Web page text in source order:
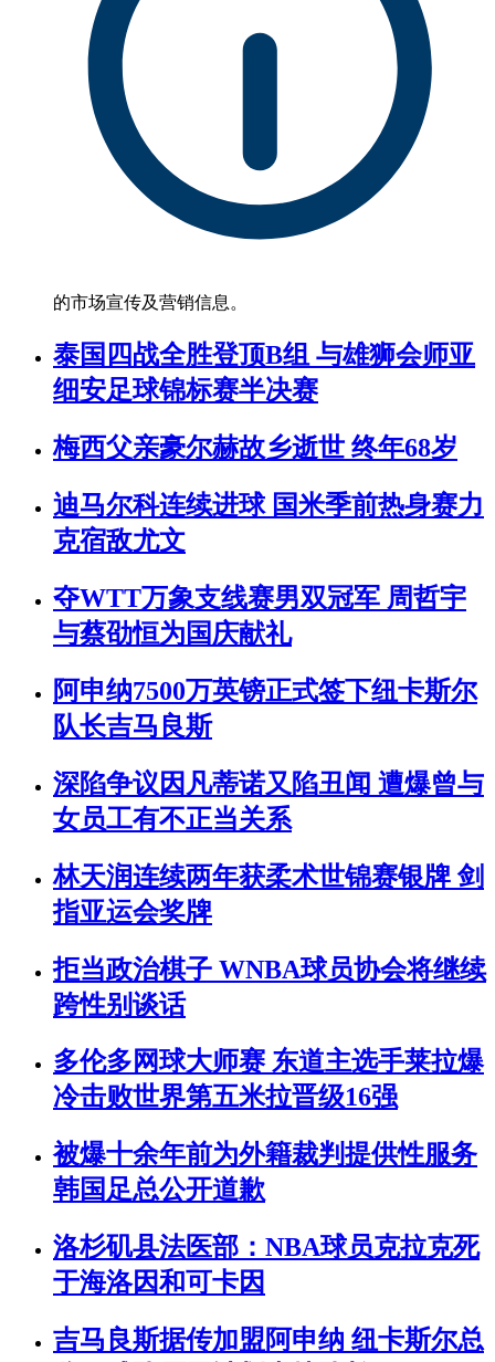
的市场宣传及营销信息。
泰国四战全胜登顶B组 与雄狮会师亚
细安足球锦标赛半决赛
梅西父亲豪尔赫故乡逝世 终年68岁
迪马尔科连续进球 国米季前热身赛力
克宿敌尤文
夺WTT万象支线赛男双冠军 周哲宇
与蔡劭恒为国庆献礼
阿申纳7500万英镑正式签下纽卡斯尔
队长吉马良斯
深陷争议因凡蒂诺又陷丑闻 遭爆曾与
女员工有不正当关系
林天润连续两年获柔术世锦赛银牌 剑
指亚运会奖牌
拒当政治棋子 WNBA球员协会将继续
跨性别谈话
多伦多网球大师赛 东道主选手莱拉爆
冷击败世界第五米拉晋级16强
被爆十余年前为外籍裁判提供性服务
韩国足总公开道歉
洛杉矶县法医部：NBA球员克拉克死
于海洛因和可卡因
吉马良斯据传加盟阿申纳 纽卡斯尔总